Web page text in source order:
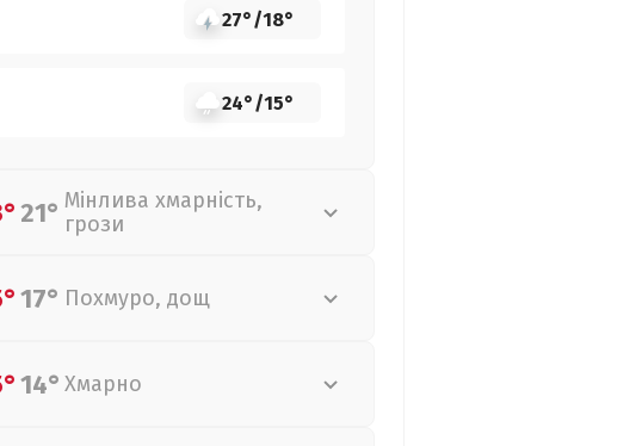
27°/18°
24°/15°
21° Мінлива хмарність,
грози
17° Похмуро, дощ
14° Хмарно